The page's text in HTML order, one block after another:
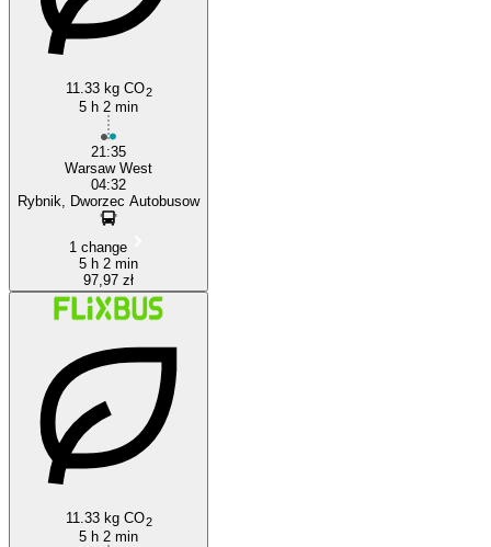
11.33 kg CO2
5 h 2 min
21:35
Warsaw West
04:32
Rybnik, Dworzec Autobusow
1 change
5 h 2 min
97,97 zł
11.33 kg CO2
5 h 2 min